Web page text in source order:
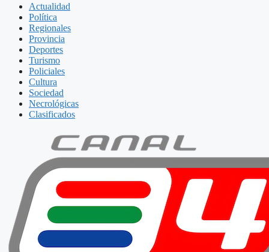
Actualidad
Política
Regionales
Provincia
Deportes
Turismo
Policiales
Cultura
Sociedad
Necrológicas
Clasificados